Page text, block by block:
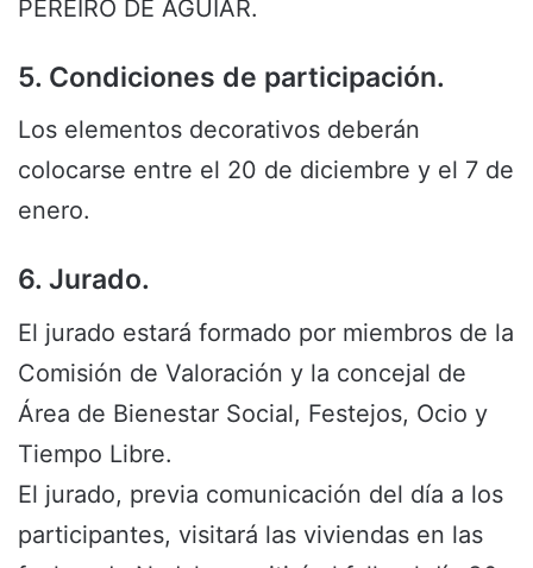
PEREIRO DE AGUIAR.
5. Condiciones de participación.
Los elementos decorativos deberán
colocarse entre el 20 de diciembre y el 7 de
enero.
6. Jurado.
El jurado estará formado por miembros de la
Comisión de Valoración y la concejal de
Área de Bienestar Social, Festejos, Ocio y
Tiempo Libre.
El jurado, previa comunicación del día a los
participantes, visitará las viviendas en las